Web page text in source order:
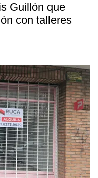
Guillón que
con talleres